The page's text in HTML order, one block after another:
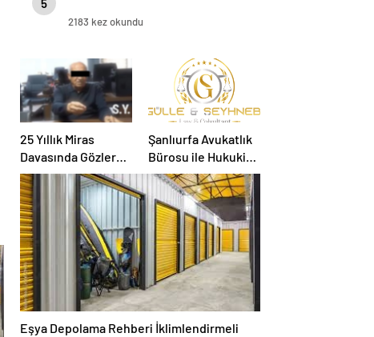
5
2183 kez okundu
25 Yıllık Miras
Davasında Gözler
Temmuz Ayındaki
Karar Duruşmasına
Çevrildi
Şanlıurfa Avukatlık
Bürosu ile Hukuki
Süreci Doğru
Yönetin
Eşya Depolama Rehberi İklimlendirmeli